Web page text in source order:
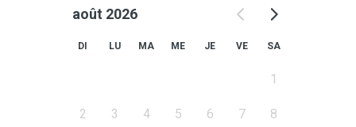
août 2026
DI LU MA ME JE VE SA
1
2 3 4 5 6 7 8